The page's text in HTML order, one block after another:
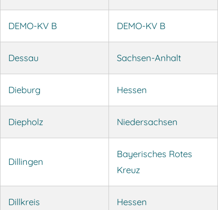
DEMO-KV B DEMO-KV B
Dessau Sachsen-Anhalt
Dieburg Hessen
Diepholz Niedersachsen
Dillingen
Bayerisches Rotes
Kreuz
Dillkreis Hessen